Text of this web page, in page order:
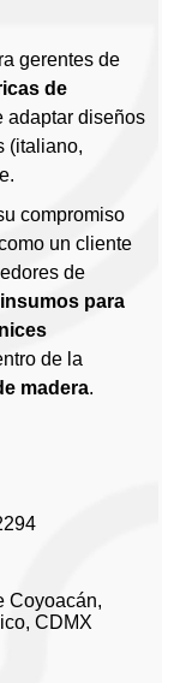
gerentes de
de
adaptar diseños
(italiano,
compromiso
un cliente
de
insumos para
de la
madera.
Coyoacán,
CDMX